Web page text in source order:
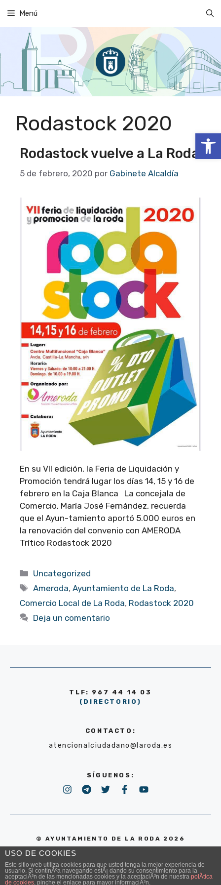
Abrir
contenido
Menú
Rodastock 2020
Rodastock vuelve a La Roda
5 de febrero, 2020 por Gabinete Alcaldía
En su VII edición, la Feria de Liquidación y
Promoción tendrá lugar los días 14, 15 y 16 de
febrero en la Caja Blanca La concejala de
Comercio, María José Fernández, recuerda
que el Ayun-tamiento aportó 5.000 euros en
la renovación del convenio con AMERODA
Trítico Rodastock 2020
Categorías
Uncategorized
Etiquetas
Ameroda,Ayuntamiento de La Roda,
Comercio Local de La Roda, Rodastock 2020
Deja un comentario
TLF: 967 44 14 03
(DIRECTORIO)
CONTACTO:
atencionalciudadano@laroda.es
SÍGUENOS:
© AYUNTAMIENTO DE LA RODA 2026
POLÍTICA DE PRIVACIDAD
USO DE COOKIES
Este sitio web utiliza cookies para que usted tenga la mejor experiencia de
usuario. Si continÃºa navegando estÃ¡ dando su consentimiento para la
aceptaciÃ³n de las mencionadas cookies y la aceptaciÃ³n de nuestra polÃ­tica
de cookies, pinche el enlace para mayor informaciÃ³n.